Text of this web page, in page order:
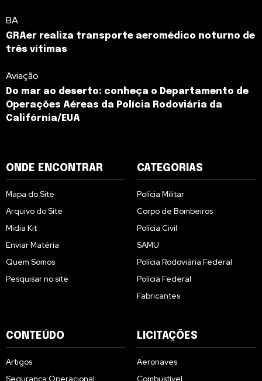
BA
GRAer realiza transporte aeromédico noturno de
três vítimas
Aviação
Do mar ao deserto: conheça o Departamento de
Operações Aéreas da Polícia Rodoviária da
Califórnia/EUA
ONDE ENCONTRAR
Mapa do Site
Arquivo do Site
Midia Kit
Enviar Matéria
Quem Somos
Pesquisar no site
CATEGORIAS
Polícia Militar
Corpo de Bombeiros
Polícia Civil
SAMU
Polícia Rodoviária Federal
Polícia Federal
Fabricantes
CONTEÚDO
Artigos
Segurança Operacional
LICITAÇÕES
Aeronaves
Combustível